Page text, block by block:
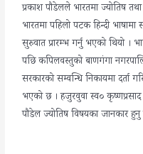
प्रकाश पौडेलले भारतमा ज्योतिष
भारतमा पहिलो पटक हिन्दी
सुरुवात प्रारम्भ गर्नु भएको थियो ।
पछि कपिलवस्तुको बाणगंगा
सरकारको सम्वन्धि निकायमा दर्ता गरि
भएको छ । हजुरवुवा स्व०
पौडेल ज्योतिष विषयका जानकार हुनु